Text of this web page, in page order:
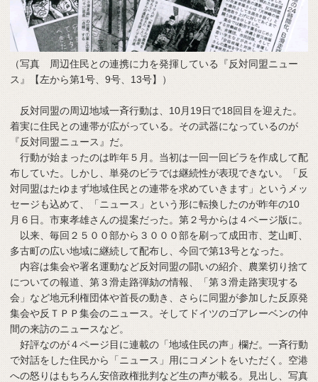
（写真 周辺住民との連携に力を発揮している『反対同盟ニュー
ス』【左から第1号、9号、13号】）
反対同盟の周辺地域一斉行動は、10月19日で18回目を迎えた。
着実に住民との連帯が広がっている。その武器になっているのが
『反対同盟ニュース』だ。
行動が始まったのは昨年５月。当初は一回一回ビラを作成して配
布していた。しかし、単発のビラでは継続性が表現できない。「反
対同盟はたゆまず地域住民との連帯を求めていきます」というメッ
セージも込めて、「ニュース」という形に転換したのが昨年の10
月６日。市東孝雄さんの提案だった。第２号からは４ページ版に。
以来、毎回２５００部から３０００部を刷って成田市、芝山町、
多古町の広い地域に継続して配布し、今回で第13号となった。
内容は集会や署名運動など反対同盟の闘いの紹介、農業切り捨て
についての報道、第３滑走路弾劾の情報、「第３滑走路実現する
会」など地元利権団体や首長の動き、さらに同盟が参加した反原発
集会や反ＴＰＰ集会のニュース。そしてドイツのゴアレーベンの仲
間の来訪のニュースなど。
好評なのが４ページ目に連載の「地域住民の声」欄だ。一斉行動
で対話をした住民から「ニュース」用にコメントをいただく。空港
への怒りはもちろん安倍政権批判など生の声が載る。見出し、写真